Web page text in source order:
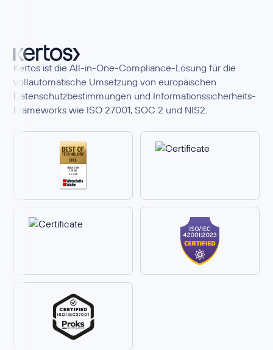
Kertos ist die All-in-One-Compliance-Lösung für die
vollautomatische Umsetzung von europäischen
Datenschutzbestimmungen und Informationssicherheits-
Frameworks wie ISO 27001, SOC 2 und NIS2.